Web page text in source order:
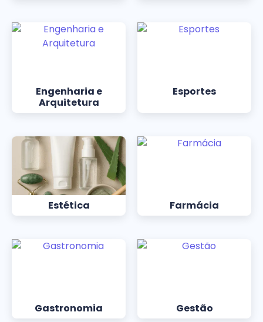
Engenharia e
Arquitetura
Esportes
Estética Farmácia
Gastronomia Gestão